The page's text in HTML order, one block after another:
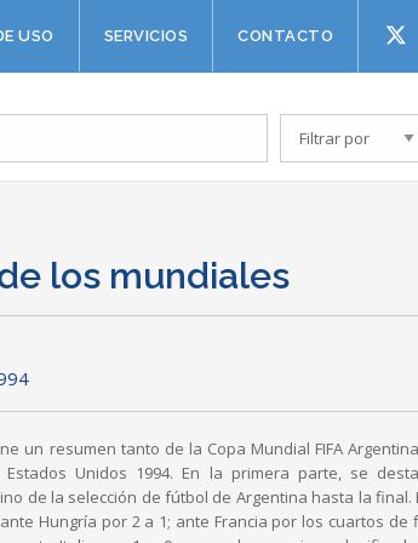
USO SERVICIOS CONTACTO
los mundiales
un resumen tanto de la Copa Mundial FIFA
Estados Unidos 1994. En la primera parte, se
de la selección de fútbol de Argentina hasta la final.
Hungría por 2 a 1; ante Francia por los cuartos de